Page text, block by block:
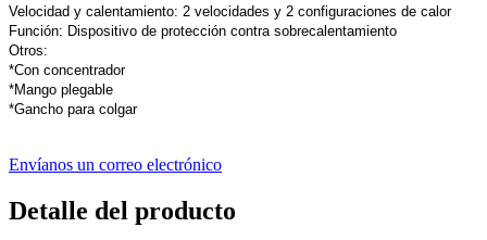
Velocidad y calentamiento: 2 velocidades y 2 configuraciones de calor
Función: Dispositivo de protección contra sobrecalentamiento
Otros:
*Con concentrador
*Mango plegable
*Gancho para colgar
Envíanos un correo electrónico
Detalle del producto